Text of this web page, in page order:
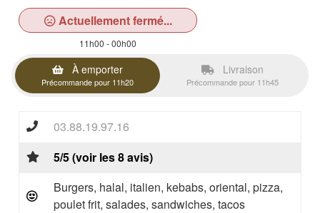
Actuellement fermé...
11h00 - 00h00
À emporter
Précommande pour 11h20
Livraison
Précommande pour 11h45
03.88.19.97.16
5/5 (voir les 8 avis)
Burgers, halal, italien, kebabs, oriental, pizza,
poulet frit, salades, sandwiches, tacos